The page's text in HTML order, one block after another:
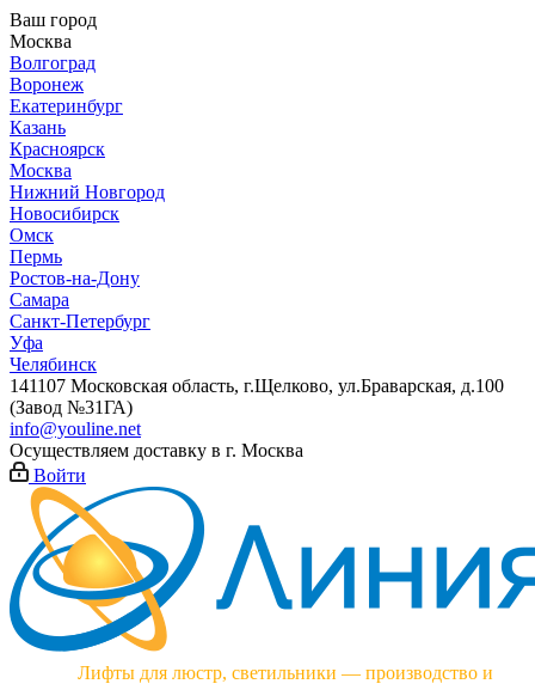
Ваш город
Москва
Волгоград
Воронеж
Екатеринбург
Казань
Красноярск
Москва
Нижний Новгород
Новосибирск
Омск
Пермь
Ростов-на-Дону
Самара
Санкт-Петербург
Уфа
Челябинск
141107 Московская область, г.Щелково, ул.Браварская, д.100
(Завод №31ГА)
info@youline.net
Осуществляем доставку в г. Москва
Войти
Лифты для люстр, светильники — производство и